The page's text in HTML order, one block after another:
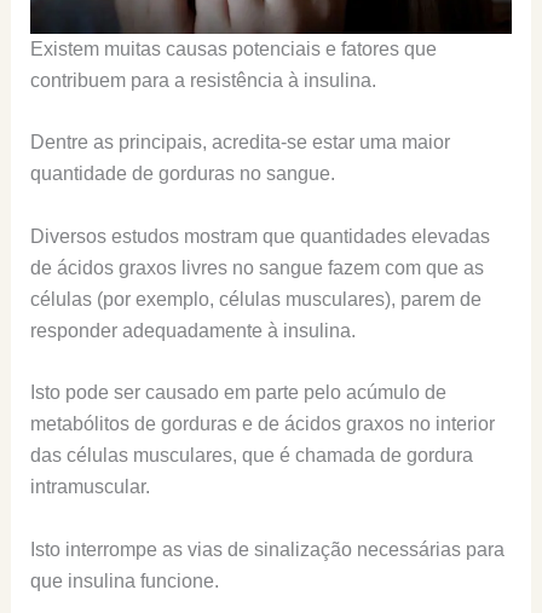
Existem muitas causas potenciais e fatores que
contribuem para a resistência à insulina.
Dentre as principais, acredita-se estar uma maior
quantidade de gorduras no sangue.
Diversos estudos mostram que quantidades elevadas
de ácidos graxos livres no sangue fazem com que as
células (por exemplo, células musculares), parem de
responder adequadamente à insulina.
Isto pode ser causado em parte pelo acúmulo de
metabólitos de gorduras e de ácidos graxos no interior
das células musculares, que é chamada de gordura
intramuscular.
Isto interrompe as vias de sinalização necessárias para
que insulina funcione.